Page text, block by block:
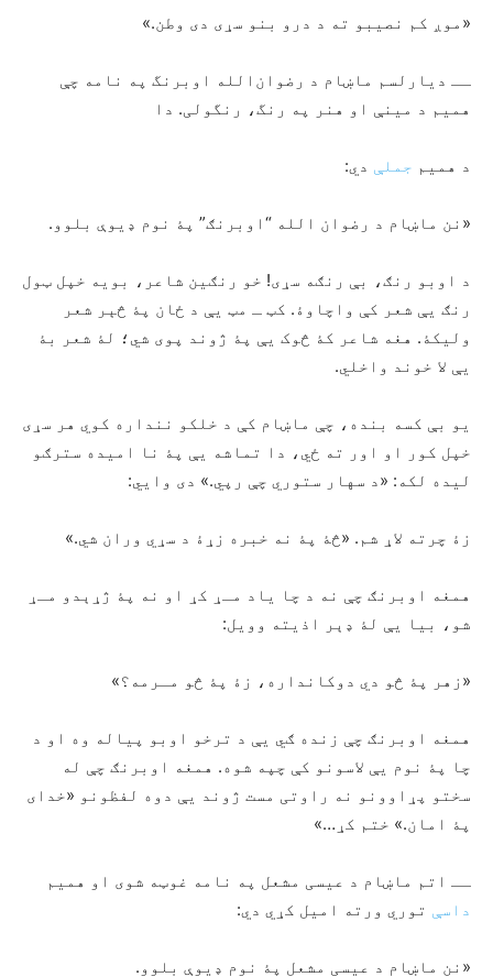
«موږ کم نصیبو ته د درو بنو سړی دی وطن.»
ــ دیارلسم ماښام د رضوان‌الله اوبرنگ په نامه چې
همیم د مینې او هنر په رنگ، رنگولی. دا
د همیم جملې دي:
«نن ماښام د رضوان الله “اوبرنګ” پۀ نوم ډیوې بلوو.
د اوبو رنګ، بې رنګه سړی! خو رنګین شاعر، بویه خپل ټول
رنګ یې شعر کې واچاوۀ. کټ ـ مټ یې د ځان پۀ څېر شعر
ولیکۀ. هغه شاعر کۀ څوک یې پۀ ژوند پوی شي؛ لۀ شعر بۀ
یې لا خوند واخلي.
یو بې کسه بنده، چې ماښام کې د خلکو ننداره کوي هر سړی
خپل کور او اور ته ځي، دا تماشه یې پۀ نا امیده سترګو
لیده لکه: «د سهار ستوري چې رپي.» دی وایي:
زۀ چرته لاړ شم. «څۀ پۀ نه خبره زړۀ د سړي وران شي.»
همغه اوبرنګ چې نه د چا یاد مـړ کړ او نه پۀ ژړېدو مـړ
شو، بیا یې لۀ ډېر اذیته وویل:
«زهر پۀ څو دي دوکانداره، زۀ پۀ څو مـرمه؟»
همغه اوبرنګ چې زنده ګي یې د ترخو اوبو پیاله وه او د
چا پۀ نوم یې لاسونو کې چپه شوه. همغه اوبرنګ چې له
سختو پړاوونو نه راوتی مست ژوند یې دوه لفظونو «خدای
پۀ امان.» ختم کړ…»
ــ اتم ماښام د عیسی مشعل په نامه غوټه شوی او همیم
داسې توري ورته امیل کړي دي:
«نن ماښام د عیسی مشعل پۀ نوم ډیوې بلوو.